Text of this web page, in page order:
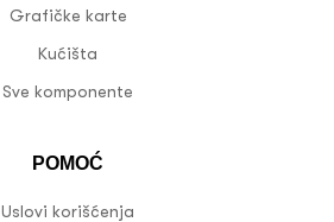
Grafičke karte
Kućišta
Sve komponente
POMOĆ
Uslovi korišćenja